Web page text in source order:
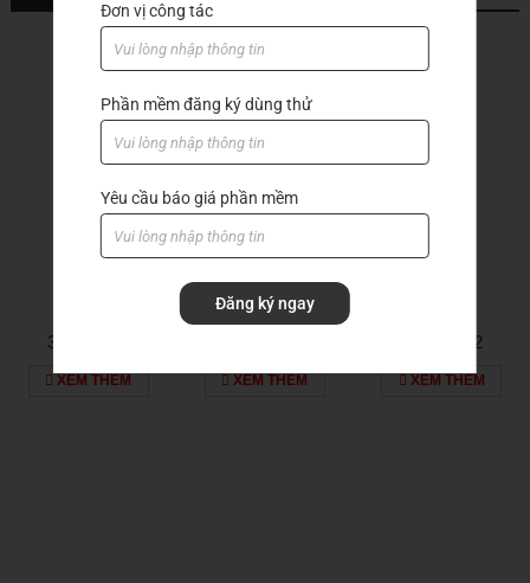
Sản phẩm khác
3a-300016
XEM THÊM XEM THÊM
3a-100002
XEM THÊM
Đơn vị công tác
Phần mềm đăng ký dùng thử
Yêu cầu báo giá phần mềm
Đăng ký ngay